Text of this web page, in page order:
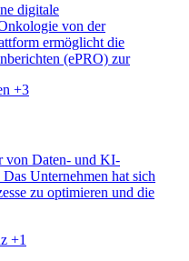
digitale
von der
ermöglicht die
(ePRO) zur
+3
von Daten- und KI-
Unternehmen hat sich
zu optimieren und die
+1